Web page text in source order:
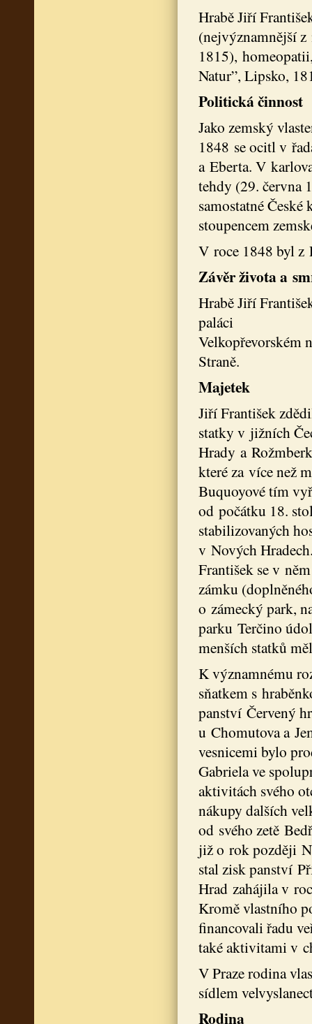
Hrabě Jiří
(nejvýznamnější
1815),
Natur”, Lipsko,
Politická činnost
Jako zemský
1848 se ocitl v
a Eberta. V
tehdy (29. června
samostatné
stoupencem
V roce 1848 byl z
Závěr života a
Hrabě Jiří
paláci
Velkopřevorském
Straně.
Majetek
Jiří František
statky v jižních
Hrady a
které za více než
Buquoyové tím
od počátku 18.
stabilizovaných
v Nových
František se v
zámku
o zámecký park,
parku Terčino
menších statků
K významnému
sňatkem s
panství Červený
u Chomutova a
vesnicemi bylo
Gabriela ve
aktivitách svého
nákupy dalších
od svého zetě
již o rok později
stal zisk panství
Hrad zahájila v
Kromě vlastního
financovali řadu
také aktivitami v
V Praze rodina
sídlem
Rodina